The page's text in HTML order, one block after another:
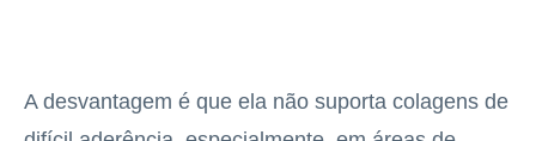
A desvantagem é que ela não suporta colagens de